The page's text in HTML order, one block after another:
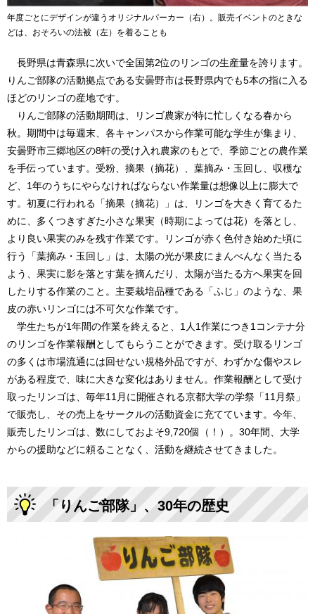
年度ごとにデザインが違うオリジナルパーカー（右）。販売イベントのときな
どは、おそろいの法被（左）を着ることも
長野県は青森県に次いで全国第2位のリンゴの生産量を誇ります。
りんご部隊の活動拠点である安曇野市は長野県内でも5本の指に入る
ほどのリンゴの産地です。
りんご部隊の活動期間は、リンゴ農家が特に忙しくなる春から
秋。期間中は毎週末、各キャンパスから作業可能な学生が集まり、
安曇野市三郷地区の8軒の受け入れ農家のもとで、季節ごとの農作業
を手伝っています。受粉、摘果（摘花）、葉摘み・玉回し、収穫な
ど、1年のうちにやらなければならない作業量は想像以上に膨大で
す。初夏に行われる「摘果（摘花）」は、リンゴを大きく育てるた
めに、多くつきすぎた小さな果実（時期によっては花）を落とし、
より良い果実のみを残す作業です。リンゴが赤く色付き始めた頃に
行う「葉摘み・玉回し」は、太陽の光が果皮にまんべんなく当たる
よう、果実に影を落とす葉を摘んだり、太陽が当たる方へ果実を回
したりする作業のこと。主要栽培品種である「ふじ」のような、果
皮の赤いリンゴには不可欠な作業です。
学生たちが1年間の作業を終えると、1人1作業につき1コンテナ分
のリンゴを作業報酬としてもらうことができます。受け取るリンゴ
の多くは市場流通には回せない規格外品ですが、わずかな傷やスレ
がある程度で、味に大きな変化はありません。作業報酬として受け
取ったリンゴは、毎年11月に開催される京都大学の学祭「11月祭」
で販売し、その売上をサークルの活動資金に充てています。今年、
販売したリンゴは、数にしておよそ9,720個（！）。30年間、大学
からの援助などに頼ることなく、活動を継続させてきました。
「りんご部隊」、30年の歴史